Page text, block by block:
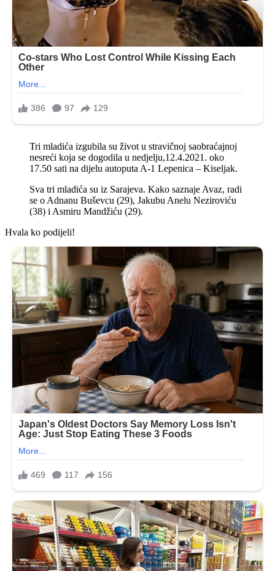
Tri mladića izgubila su život u stravičnoj saobraćajnoj
nesreći koja se dogodila u nedjelju,12.4.2021. oko
17.50 sati na dijelu autoputa A-1 Lepenica – Kiseljak.
Sva tri mladića su iz Sarajeva. Kako saznaje Avaz, radi
se o Adnanu Buševcu (29), Jakubu Anelu Neziroviću
(38) i Asmiru Mandžiću (29).
Hvala ko podijeli!